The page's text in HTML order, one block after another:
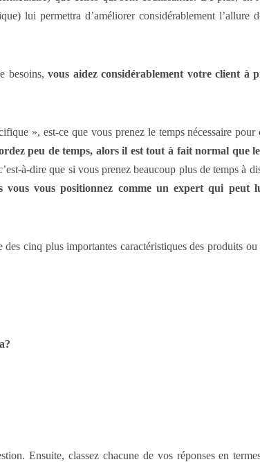
lui permettra d’améliorer considérablement l’allure
besoins,vous aidez considérablement votre client à
», est-ce que vous prenez le temps nécessaire pour
peu de temps, alors il est tout à fait normal que
à-dire que si vous prenez beaucoup plus de temps à
vous vous positionnez comme un expert qui peut
cinq plus importantes caractéristiques des produits ou
Ensuite, classez chacune de vos réponses en